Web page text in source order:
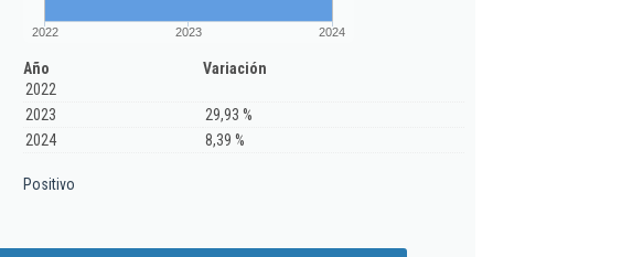
2022 2023 2024
Año
Variación
2022
2023
29,93 %
2024
8,39 %
Positivo